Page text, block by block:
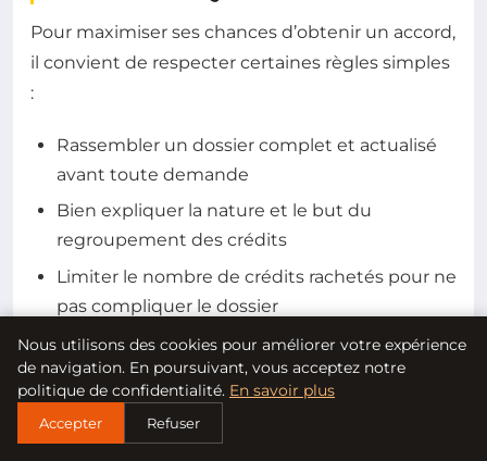
Pour maximiser ses chances d’obtenir un accord,
il convient de respecter certaines règles simples
:
Rassembler un dossier complet et actualisé
avant toute demande
Bien expliquer la nature et le but du
regroupement des crédits
Limiter le nombre de crédits rachetés pour ne
pas compliquer le dossier
Soigner la présentation de ses revenus et
charges
Faire appel à des professionnels comme
Cofidis ou Excellia Finance pour un
Nous utilisons des cookies pour améliorer votre expérience
de navigation. En poursuivant, vous acceptez notre
politique de confidentialité. En savoir plus
Accepter Refuser